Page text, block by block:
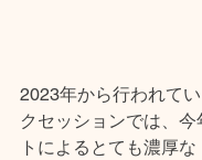
2023年から行われて
クセッションでは、今
トによるとても濃厚